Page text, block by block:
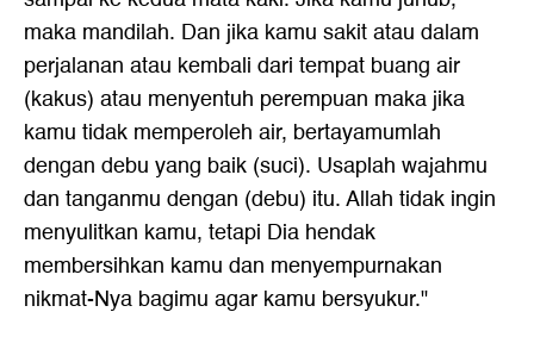
maka mandilah. Dan jika kamu sakit atau dalam
perjalanan atau kembali dari tempat buang air
(kakus) atau menyentuh perempuan maka jika
kamu tidak memperoleh air, bertayamumlah
dengan debu yang baik (suci). Usaplah wajahmu
dan tanganmu dengan (debu) itu. Allah tidak ingin
menyulitkan kamu, tetapi Dia hendak
membersihkan kamu dan menyempurnakan
nikmat-Nya bagimu agar kamu bersyukur."